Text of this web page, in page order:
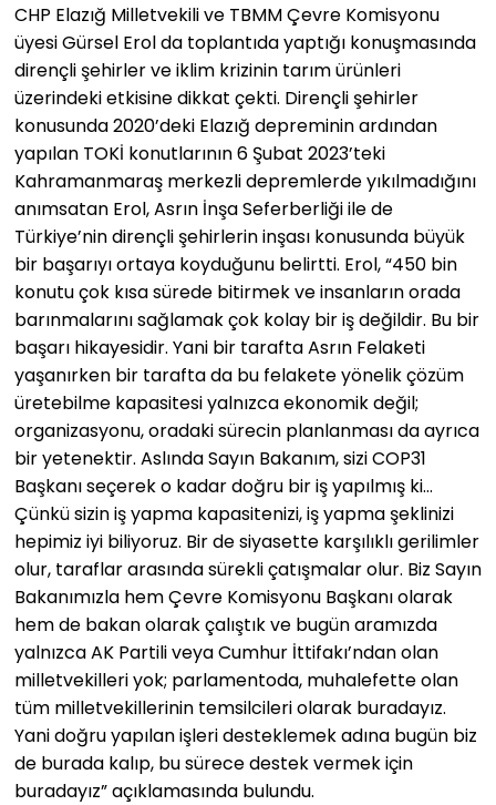
CHP Elazığ Milletvekili ve TBMM Çevre Komisyonu
üyesi Gürsel Erol da toplantıda yaptığı konuşmasında
dirençli şehirler ve iklim krizinin tarım ürünleri
üzerindeki etkisine dikkat çekti. Dirençli şehirler
konusunda 2020’deki Elazığ depreminin ardından
yapılan TOKİ konutlarının 6 Şubat 2023’teki
Kahramanmaraş merkezli depremlerde yıkılmadığını
anımsatan Erol, Asrın İnşa Seferberliği ile de
Türkiye’nin dirençli şehirlerin inşası konusunda büyük
bir başarıyı ortaya koyduğunu belirtti. Erol, “450 bin
konutu çok kısa sürede bitirmek ve insanların orada
barınmalarını sağlamak çok kolay bir iş değildir. Bu bir
başarı hikayesidir. Yani bir tarafta Asrın Felaketi
yaşanırken bir tarafta da bu felakete yönelik çözüm
üretebilme kapasitesi yalnızca ekonomik değil;
organizasyonu, oradaki sürecin planlanması da ayrıca
bir yetenektir. Aslında Sayın Bakanım, sizi COP31
Başkanı seçerek o kadar doğru bir iş yapılmış ki…
Çünkü sizin iş yapma kapasitenizi, iş yapma şeklinizi
hepimiz iyi biliyoruz. Bir de siyasette karşılıklı gerilimler
olur, taraflar arasında sürekli çatışmalar olur. Biz Sayın
Bakanımızla hem Çevre Komisyonu Başkanı olarak
hem de bakan olarak çalıştık ve bugün aramızda
yalnızca AK Partili veya Cumhur İttifakı’ndan olan
milletvekilleri yok; parlamentoda, muhalefette olan
tüm milletvekillerinin temsilcileri olarak buradayız.
Yani doğru yapılan işleri desteklemek adına bugün biz
de burada kalıp, bu sürece destek vermek için
buradayız” açıklamasında bulundu.